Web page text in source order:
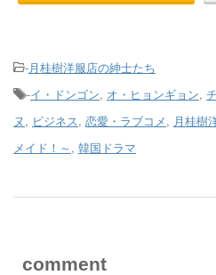
-月桂樹洋服店の紳士たち
-イ・ドンゴン, オ・ヒョンギョン,
ヌ, ビジネス, 恋愛・ラブコメ, 月桂樹
メイド！～ , 韓国ドラマ
comment